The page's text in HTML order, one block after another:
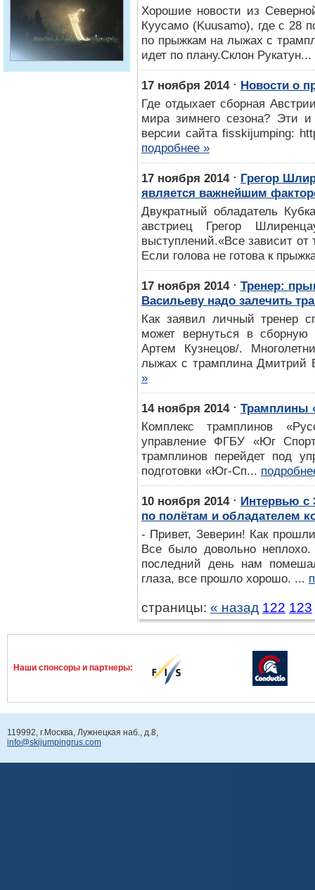
Хорошие новости из
Куусамо (Kuusamo), где с 28
по прыжкам на лыжах с
идет по плану.Склон Рукатун...
17 ноября 2014⋅ Новости о
Где отдыхает сборная
мира зимнего сезона? Эти и
версии сайта fisskijumping:
подробнее »
17 ноября 2014⋅ Грегор
является важнейшим
Двукратный обладатель
австриец Грегор
выступлений.«Все зависит от
Если голова не готова к
17 ноября 2014⋅ Тренер:
Васильеву надо залечить
Как заявил личный тренер
может вернуться в
Артем Кузнецов/.
лыжах с трамплина Дмитрий
»
14 ноября 2014⋅ Трамплины
Комплекс трамплинов
управление ФГБУ «Юг
трамплинов перейдет под
подготовки «Юг-Сп...
10 ноября 2014⋅ Интервью с
по полётам и обладателем
- Привет, Зеверин! Как
Все было довольно
последний день нам
глаза, все прошло хорошо. ...
страницы: « назад 122 123
Наши спонcоры и партнеры:
119992, г.Москва, Лужнецкая наб., д.8,
info@skijumpingrus.com